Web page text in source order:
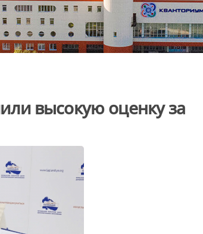
высокую оценку за